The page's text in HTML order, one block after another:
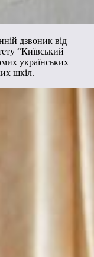
дзвоник від
“Київський
українських
шкіл.